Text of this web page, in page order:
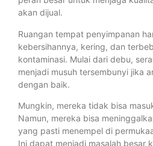
akan dijual.
Ruangan tempat penyimpanan
kebersihannya, kering, dan
kontaminasi. Mulai dari debu,
menjadi musuh tersembunyi jika
dengan baik.
Mungkin, mereka tidak bisa
Namun, mereka bisa
yang pasti menempel di
Ini dapat menjadi masalah besar